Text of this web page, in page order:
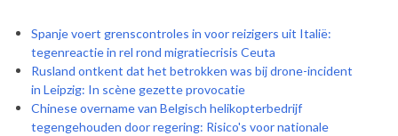
Spanje voert grenscontroles in voor reizigers uit Italië:
tegenreactie in rel rond migratiecrisis Ceuta
Rusland ontkent dat het betrokken was bij drone-incident
in Leipzig: In scène gezette provocatie
Chinese overname van Belgisch helikopterbedrijf
tegengehouden door regering: Risico's voor nationale